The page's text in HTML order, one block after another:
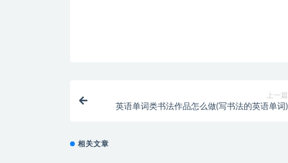
上一篇
英语单词类书法作品怎么做(写书法的英语单词)
相关文章